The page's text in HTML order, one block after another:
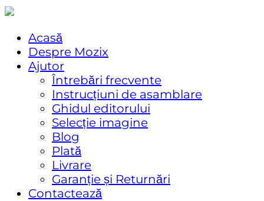
Acasă
Despre Mozix
Ajutor
Întrebări frecvente
Instrucțiuni de asamblare
Ghidul editorului
Selecție imagine
Blog
Plată
Livrare
Garanție și Returnări
Contactează